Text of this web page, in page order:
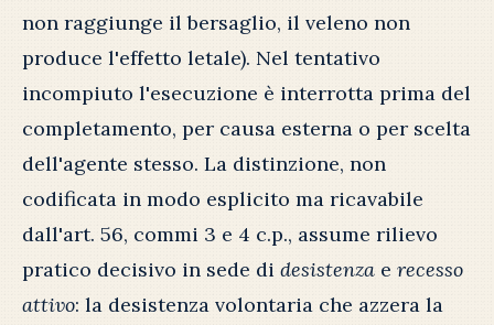
non raggiunge il bersaglio, il veleno non
produce l'effetto letale). Nel tentativo
incompiuto l'esecuzione è interrotta prima del
completamento, per causa esterna o per scelta
dell'agente stesso. La distinzione, non
codificata in modo esplicito ma ricavabile
dall'art. 56, commi 3 e 4 c.p., assume rilievo
pratico decisivo in sede di desistenza e recesso
attivo: la desistenza volontaria che azzera la